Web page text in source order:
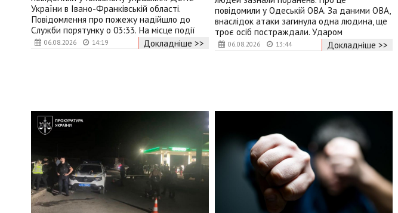
06.08.2026 14:19
України в Івано-Франківській області.
Повідомлення про пожежу надійшло до
Служби порятунку о 03:33. На місце події
Докладніше >>
06.08.2026 13:44
повідомили у Одеській ОВА. За даними ОВА,
внаслідок атаки загинула одна людина, ще
троє осіб постраждали. Ударом
Докладніше >>